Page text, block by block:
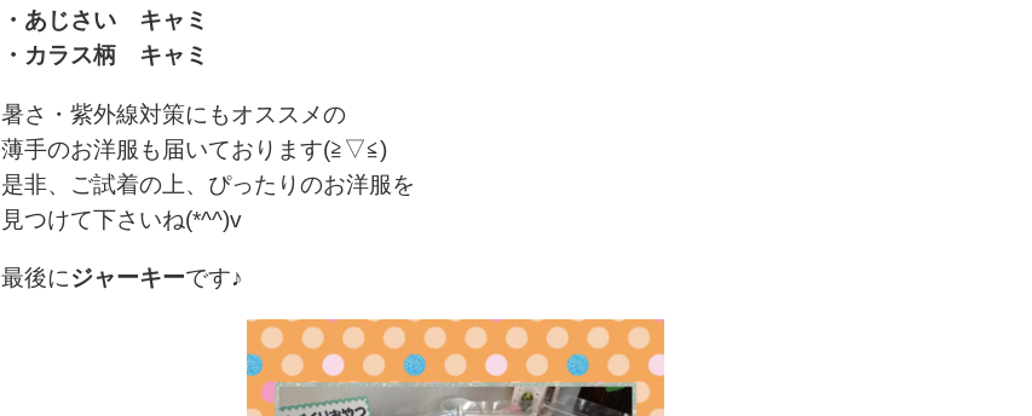
・あじさい キャミ
・カラス柄 キャミ
暑さ・紫外線対策にもオススメの
薄手のお洋服も届いております(≧▽≦)
是非、ご試着の上、ぴったりのお洋服を
見つけて下さいね(*^^)v
最後にジャーキーです♪